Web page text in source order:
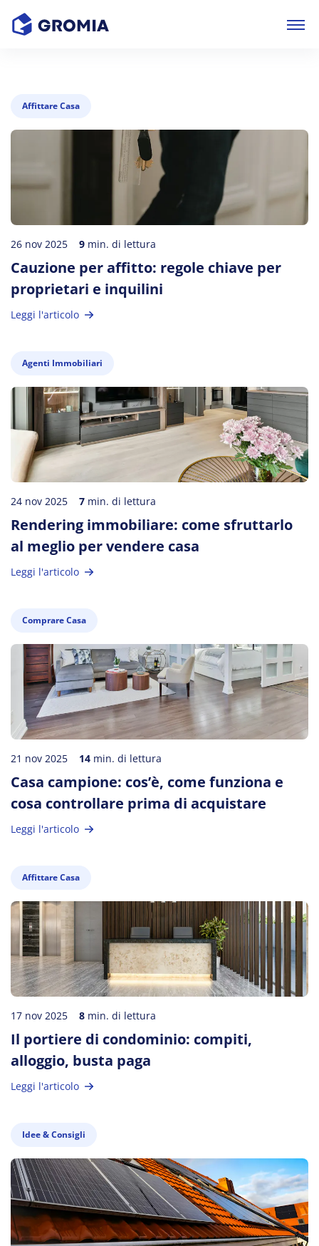
Affittare Casa
26 nov 2025 9 min. di lettura
Cauzione per affitto: regole chiave per
proprietari e inquilini
Leggi l'articolo
Agenti Immobiliari
24 nov 2025 7 min. di lettura
Rendering immobiliare: come sfruttarlo
al meglio per vendere casa
Leggi l'articolo
Comprare Casa
21 nov 2025 14 min. di lettura
Casa campione: cos’è, come funziona e
cosa controllare prima di acquistare
Leggi l'articolo
Affittare Casa
17 nov 2025 8 min. di lettura
Il portiere di condominio: compiti,
alloggio, busta paga
Leggi l'articolo
Idee & Consigli